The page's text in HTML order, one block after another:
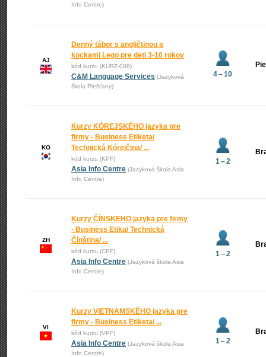
Info Centre)
AJ
Denný tábor s angličtinou a
kockami Lego pre deti 3-10 rokov
kód kurzu (KURZ-008)
C&M Language Services (Jazyková
škola Piešťany)
4 – 10
KO
Kurzy KÓREJSKÉHO jazyka pre
firmy - Business Etiketa/
Technická Kórejčina/ ...
kód kurzu (KPF)
Asia Info Centre (Jazyková škola Asia
Info Centre)
1 – 2
ZH
Kurzy ČÍNSKEHO jazyka pre firmy
- Business Etika/ Technická
Čínština/ ...
kód kurzu (CPF)
Asia Info Centre (Jazyková škola Asia
Info Centre)
1 – 2
VI
Kurzy VIETNAMSKÉHO jazyka pre
firmy - Business Etiketa/ ...
kód kurzu (VPF)
Asia Info Centre (Jazyková škola Asia
Info Centre)
1 – 2